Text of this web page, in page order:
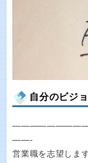
自分のビジ
——-
営業職を志望します